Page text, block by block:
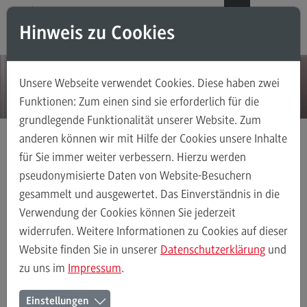
Direkt zum Inhalt
Direkt zum Hauptmenu
Direkt zum Footer
Modul-O-Mat
Masterstudiengänge
Accounting, Controlling, Taxation
Accounting, Controlling, Taxation
Modulangebot
Berufsperspektiven
Kontakt
Advanced Practice in Healthcare
Advanced Practice in Healthcare
Rahmenbedingungen
Aktuelles Detail
Hinweis zu Cookies
Unsere Webseite verwendet Cookies. Diese haben zwei
Funktionen: Zum einen sind sie erforderlich für die
grundlegende Funktionalität unserer Website. Zum
anderen können wir mit Hilfe der Cookies unsere Inhalte
für Sie immer weiter verbessern. Hierzu werden
pseudonymisierte Daten von Website-Besuchern
gesammelt und ausgewertet. Das Einverständnis in die
Verwendung der Cookies können Sie jederzeit
widerrufen. Weitere Informationen zu Cookies auf dieser
Website finden Sie in unserer Datenschutzerklärung und
zu uns im Impressum.
Einstellungen